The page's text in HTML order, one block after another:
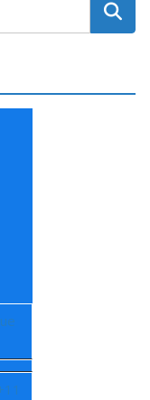
11